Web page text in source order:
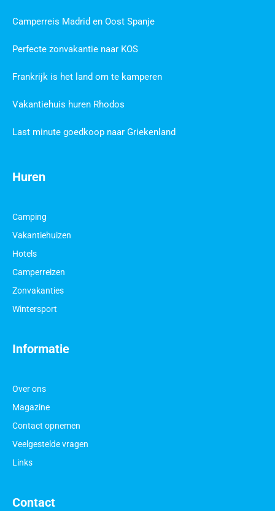
Contact
Informatie
Over ons
Magazine
Contact opnemen
Veelgestelde vragen
Links
Huren
Camping
Vakantiehuizen
Hotels
Camperreizen
Zonvakanties
Wintersport
Camperreis Madrid en Oost Spanje
Perfecte zonvakantie naar KOS
Frankrijk is het land om te kamperen
Vakantiehuis huren Rhodos
Last minute goedkoop naar Griekenland